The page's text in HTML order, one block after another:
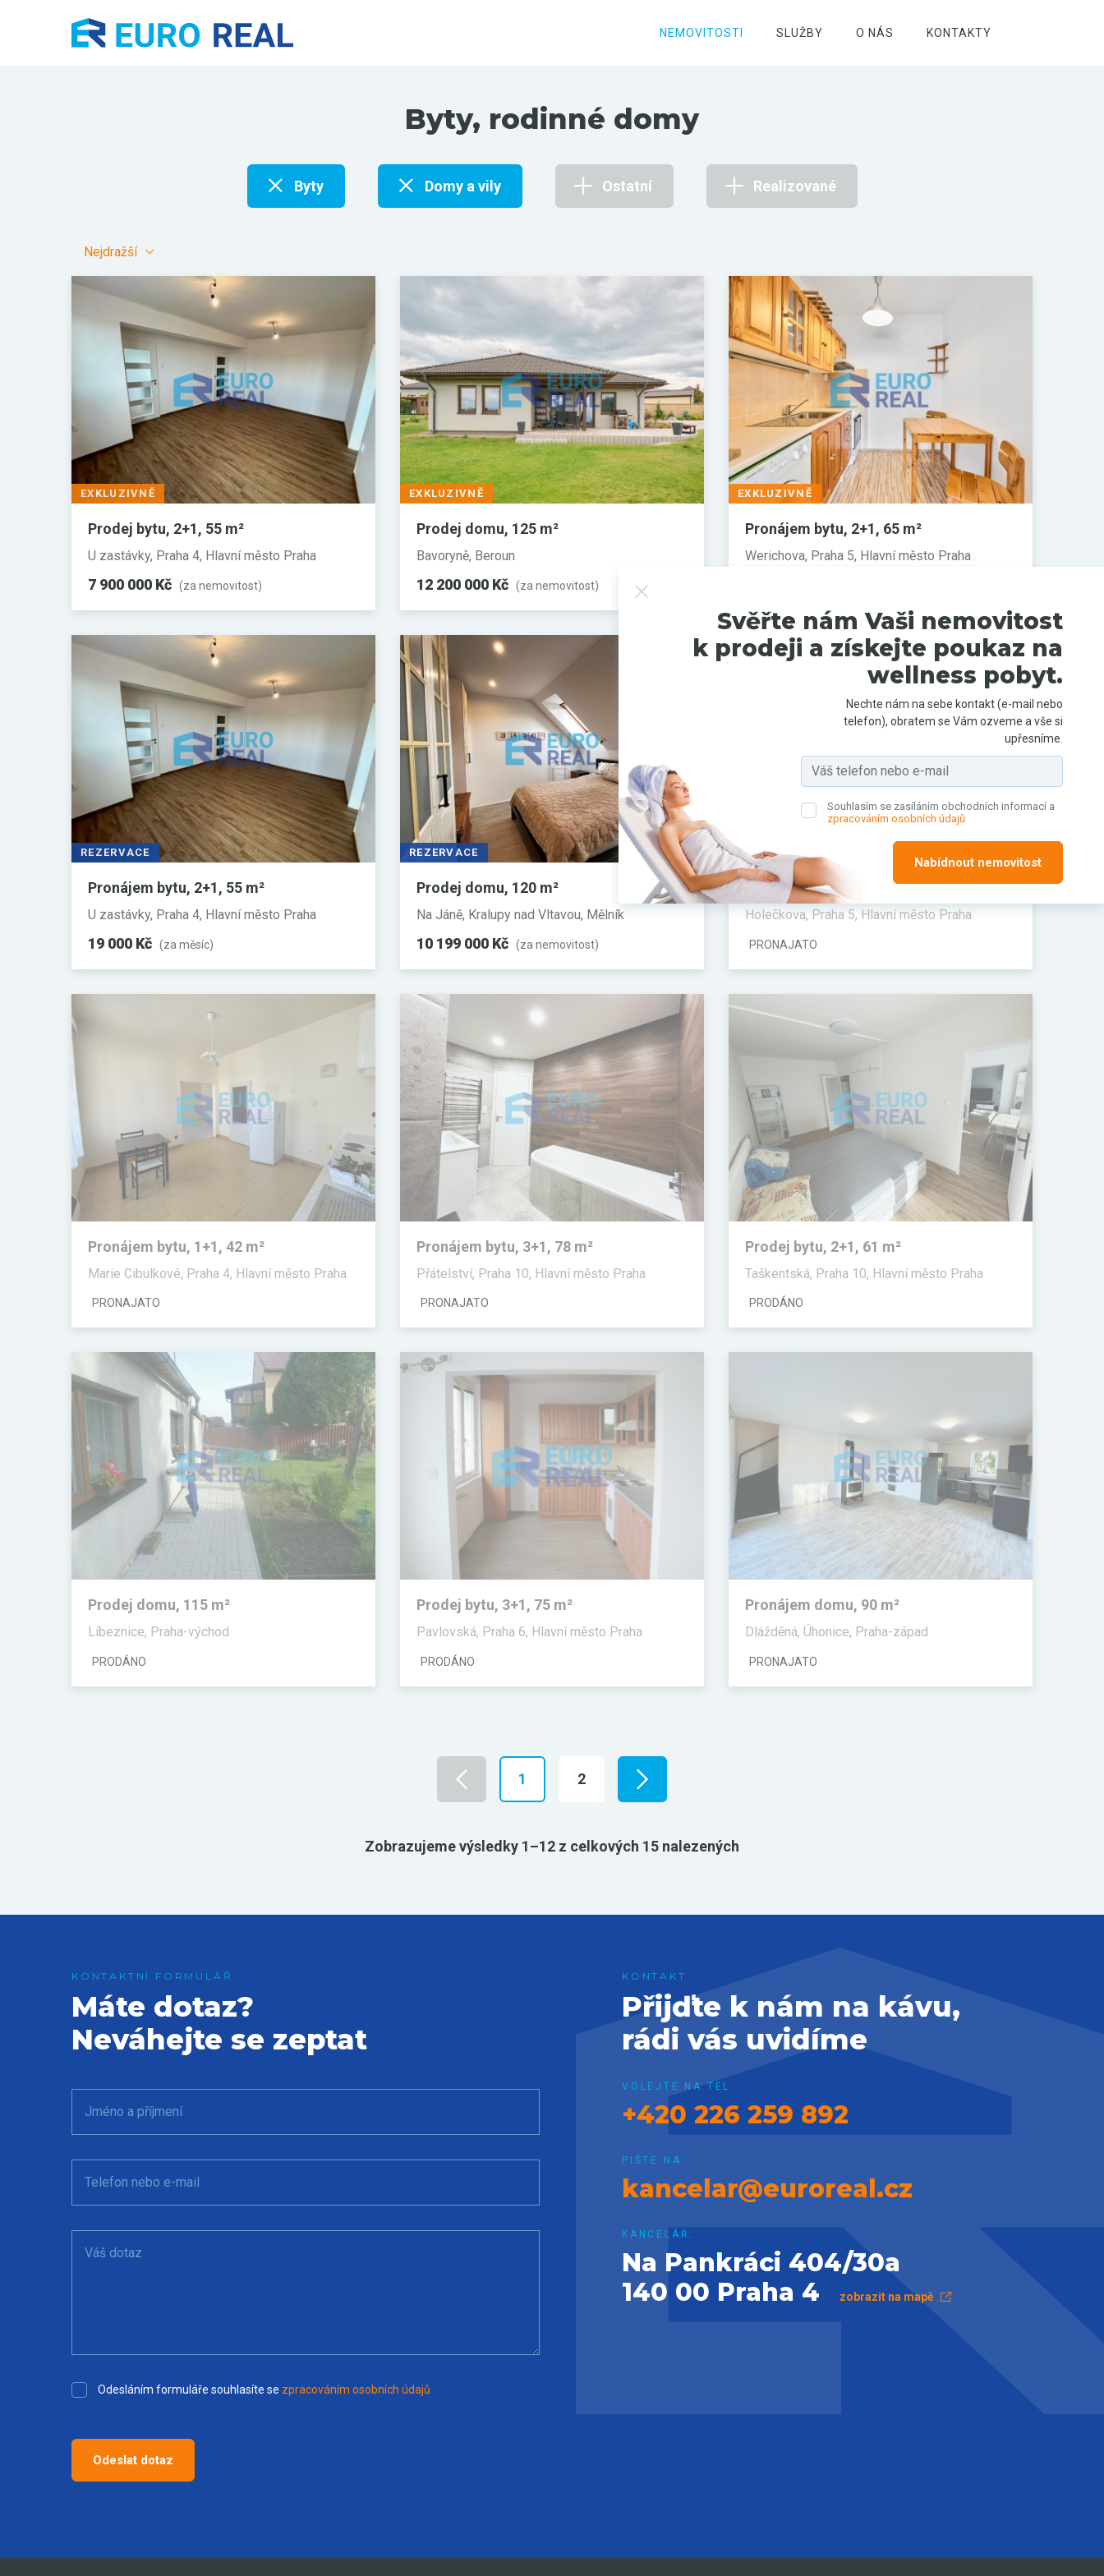
NEMOVITOSTI SLUŽBY O NÁS KONTAKTY
Byty, rodinné domy
Byty Domy a vily Ostatní Realizované
Nejdražší
EXKLUZIVNĚ
Prodej bytu, 2+1, 55 m²
U zastávky, Praha 4, Hlavní město Praha
7 900 000 Kč (za nemovitost)
EXKLUZIVNĚ
Prodej domu, 125 m²
Bavoryně, Beroun
12 200 000 Kč (za nemovitost)
EXKLUZIVNĚ
Pronájem bytu, 2+1, 65 m²
Werichova, Praha 5, Hlavní město Praha
REZERVACE
Pronájem bytu, 2+1, 55 m²
U zastávky, Praha 4, Hlavní město Praha
19 000 Kč (za měsíc)
REZERVACE
Prodej domu, 120 m²
Na Jáně, Kralupy nad Vltavou, Mělník
10 199 000 Kč (za nemovitost)
Pronájem bytu, 2+1, 60 m²
Holečkova, Praha 5, Hlavní město Praha
PRONAJATO
Pronájem bytu, 1+1, 42 m²
Marie Cibulkové, Praha 4, Hlavní město Praha
PRONAJATO
Pronájem bytu, 3+1, 78 m²
Přátelství, Praha 10, Hlavní město Praha
PRONAJATO
Prodej bytu, 2+1, 61 m²
Taškentská, Praha 10, Hlavní město Praha
PRODÁNO
Prodej domu, 115 m²
Líbeznice, Praha-východ
PRODÁNO
Prodej bytu, 3+1, 75 m²
Pavlovská, Praha 6, Hlavní město Praha
PRODÁNO
Pronájem domu, 90 m²
Dlážděná, Úhonice, Praha-západ
PRONAJATO
1 2
Zobrazujeme výsledky 1–12 z celkových 15 nalezených
Máte dotaz?
Neváhejte se zeptat
Jméno a příjmení
Telefon nebo e-mail
Váš dotaz
Odesláním formuláře souhlasíte se zpracováním osobních údajů
Odeslat dotaz
Přijďte k nám na kávu,
rádi vás uvidíme
VOLEJTE NA TEL.:
+420 226 259 892
PIŠTE NA:
kancelar@euroreal.cz
KANCELÁŘ:
Na Pankráci 404/30a
140 00 Praha 4
zobrazit na mapě
Svěřte nám Vaši nemovitost
k prodeji a získejte poukaz na
wellness pobyt.
Nechte nám na sebe kontakt (e-mail nebo
telefon), obratem se Vám ozveme a vše si
upřesníme.
Souhlasím se zasíláním obchodních informací a
zpracováním osobních údajů
Nabídnout nemovitost